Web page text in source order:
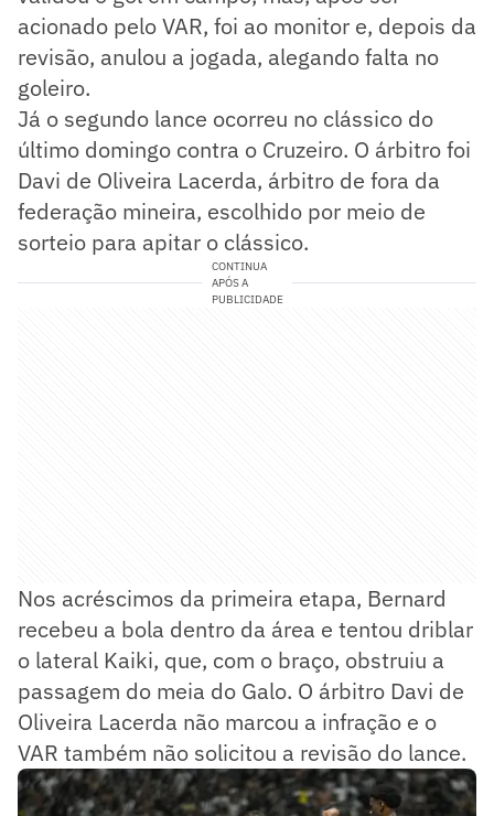
acionado pelo VAR, foi ao monitor e, depois da
revisão, anulou a jogada, alegando falta no
goleiro.
Já o segundo lance ocorreu no clássico do
último domingo contra o Cruzeiro. O árbitro foi
Davi de Oliveira Lacerda, árbitro de fora da
federação mineira, escolhido por meio de
sorteio para apitar o clássico.
CONTINUA
APÓS A
PUBLICIDADE
Nos acréscimos da primeira etapa, Bernard
recebeu a bola dentro da área e tentou driblar
o lateral Kaiki, que, com o braço, obstruiu a
passagem do meia do Galo. O árbitro Davi de
Oliveira Lacerda não marcou a infração e o
VAR também não solicitou a revisão do lance.